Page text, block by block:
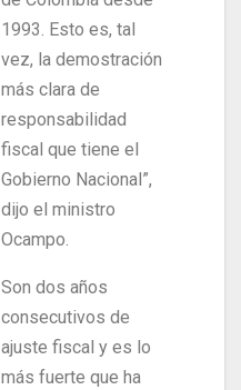
1993. Esto es, tal
vez, la demostración
más clara de
responsabilidad
fiscal que tiene el
Gobierno Nacional”,
dijo el ministro
Ocampo.
Son dos años
consecutivos de
ajuste fiscal y es lo
más fuerte que ha